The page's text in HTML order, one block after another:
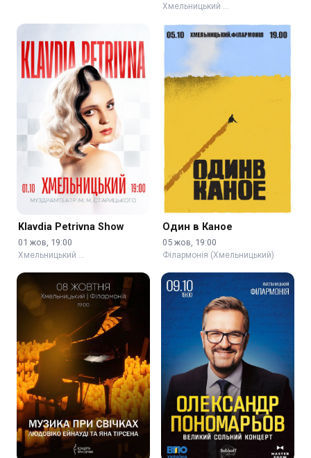
Хмельницький …
Klavdia Petrivna Show
01 жов, 19:00
Хмельницький …
Один в Каное
05 жов, 19:00
Філармонія (Хмельницький)